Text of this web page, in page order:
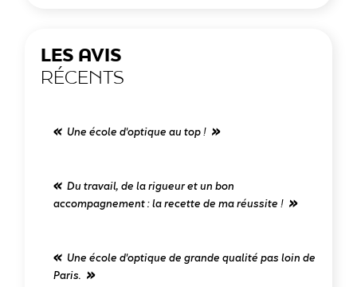
LES AVIS
RÉCENTS
Une école d'optique au top !
Du travail, de la rigueur et un bon
accompagnement : la recette de ma réussite !
Une école d'optique de grande qualité pas loin de
Paris.